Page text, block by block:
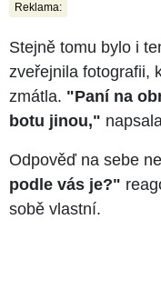
Reklama:
Stejně tomu bylo i
zveřejnila fotografii,
zmátla. "Paní na
botu jinou,"
Odpověď na sebe
podle vás je?"
sobě vlastní.